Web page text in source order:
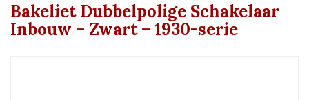
Bakeliet Dubbelpolige Schakelaar
Inbouw – Zwart – 1930-serie